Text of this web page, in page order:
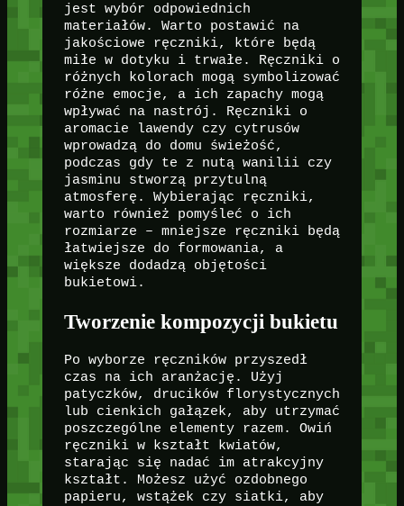
jest wybór odpowiednich
materiałów. Warto postawić na
jakościowe ręczniki, które będą
miłe w dotyku i trwałe. Ręczniki o
różnych kolorach mogą symbolizować
różne emocje, a ich zapachy mogą
wpływać na nastrój. Ręczniki o
aromacie lawendy czy cytrusów
wprowadzą do domu świeżość,
podczas gdy te z nutą wanilii czy
jasminu stworzą przytulną
atmosferę. Wybierając ręczniki,
warto również pomyśleć o ich
rozmiarze – mniejsze ręczniki będą
łatwiejsze do formowania, a
większe dodadzą objętości
bukietowi.
Tworzenie kompozycji bukietu
Po wyborze ręczników przyszedł
czas na ich aranżację. Użyj
patyczków, drucików florystycznych
lub cienkich gałązek, aby utrzymać
poszczególne elementy razem. Owiń
ręczniki w kształt kwiatów,
starając się nadać im atrakcyjny
kształt. Możesz użyć ozdobnego
papieru, wstążek czy siatki, aby